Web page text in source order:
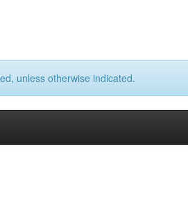
unless otherwise indicated.